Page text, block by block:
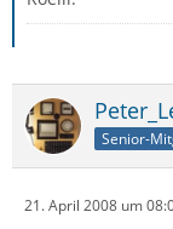
Senior-
21. April 2008 um